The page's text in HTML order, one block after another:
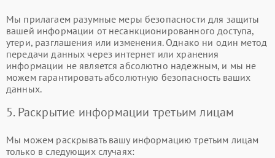
Мы прилагаем разумные меры безопасности для защиты
вашей информации от несанкционированного доступа,
утери, разглашения или изменения. Однако ни один метод
передачи данных через интернет или хранения
информации не является абсолютно надежным, и мы не
можем гарантировать абсолютную безопасность ваших
данных.
5. Раскрытие информации третьим лицам
Мы можем раскрывать вашу информацию третьим лицам
только в следующих случаях: